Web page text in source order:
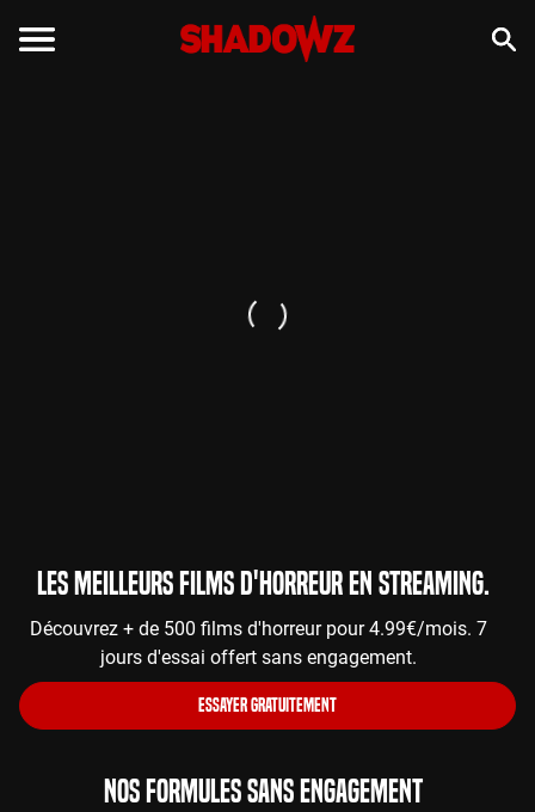
Les meilleurs films d'horreur en streaming.
Découvrez + de 500 films d'horreur pour 4.99€/mois. 7
jours d'essai offert sans engagement.
ESSAYER GRATUITEMENT
NOS FORMULES SANS ENGAGEMENT